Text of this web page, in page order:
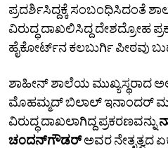
ಪ್ರದರ್ಶಿಸಿದ್ದಕ್ಕೆ ಸಂಬಂಧಿಸಿದಂತೆ
ವಿರುದ್ಧ ದಾಖಲಿಸಿದ್ದ ದೇಶದ್ರೋಹ
ಹೈಕೋರ್ಟ್‌ನ ಕಲಬುರ್ಗಿ ಪೀಠವು
ಶಾಹೀನ್‌ ಶಾಲೆಯ ಮುಖ್ಯಸ್ಥರಾದ
ಮೊಹಮ್ಮದ್‌ ಬಿಲಾಲ್‌ ಇನಾಂದರ್‌
ವಿರುದ್ಧ ದಾಖಲಾಗಿದ್ದ ಪ್ರಕರಣವನ್ನು
ಚಂದನ್‌ಗೌಡರ್‌ಅವರ ನೇತೃತ್ವದ